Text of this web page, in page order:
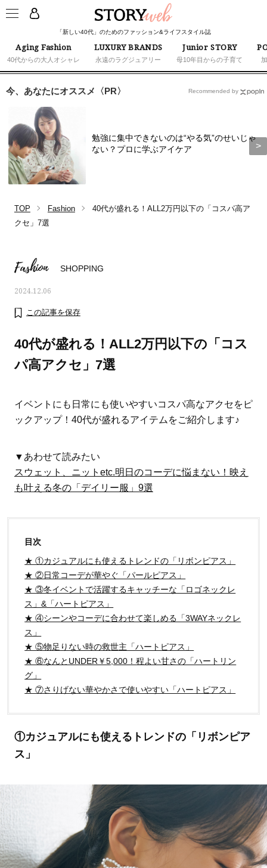
「新しい40代」のためのファッション&ライフスタイル誌
Aging Fashion
40代からの大人オシャレ
LUXURY BRANDS
永遠のラグジュアリー
Junior STORY
母10年目からの子育て
ママとパパに贈る「ジェンダーレ
ス学」
人気の40代髪型・ヘア
今、あなたにオススメ〈PR〉
勉強に集中できないのは“やる気”のせいじゃ
ない？プロに学ぶアイケア
Recommended by
TOP Fashion
40代が盛れる！ALL2万円以下の「コスパ高ア
クセ」7選
Fashion SHOPPING
2024.12.06
この記事を保存
40代が盛れる！ALL2万円以下の「コス
パ高アクセ」7選
イベントにも日常にも使いやすいコスパ高なアクセをピ
ックアップ！40代が盛れるアイテムをご紹介します♪
▼あわせて読みたい
スウェット、ニットetc.明日のコーデに悩まない！映え
も叶える冬の「デイリー服」9選
目次
★ ①カジュアルにも使えるトレンドの「リボンピアス」
★ ②日常コーデが華やぐ「パールピアス」
★ ③冬イベントで活躍するキャッチーな「ロゴネックレ
ス」&「ハートピアス」
★ ④シーンやコーデに合わせて楽しめる「3WAYネックレ
ス」
★ ⑤物足りない時の救世主「ハートピアス」
★ ⑥なんとUNDER￥5,000！程よい甘さの「ハートリン
グ」
★ ⑦さりげない華やかさで使いやすい「ハートピアス」
①カジュアルにも使えるトレンドの「リボンピア
ス」